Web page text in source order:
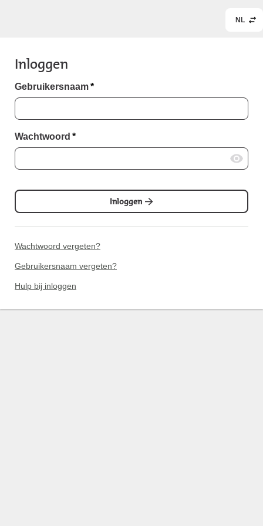
NL
Inloggen
Gebruikersnaam*
Wachtwoord *
Inloggen
Wachtwoord vergeten?
Gebruikersnaam vergeten?
Hulp bij inloggen